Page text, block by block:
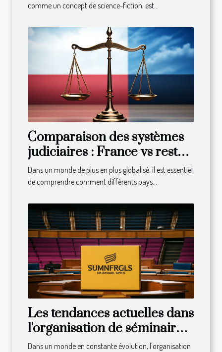
comme un concept de science-fiction, est...
Comparaison des systèmes
judiciaires : France vs reste
du monde
Dans un monde de plus en plus globalisé, il est essentiel
de comprendre comment différents pays...
Les tendances actuelles dans
l'organisation de séminaires
et congrès
Dans un monde en constante évolution, l'organisation